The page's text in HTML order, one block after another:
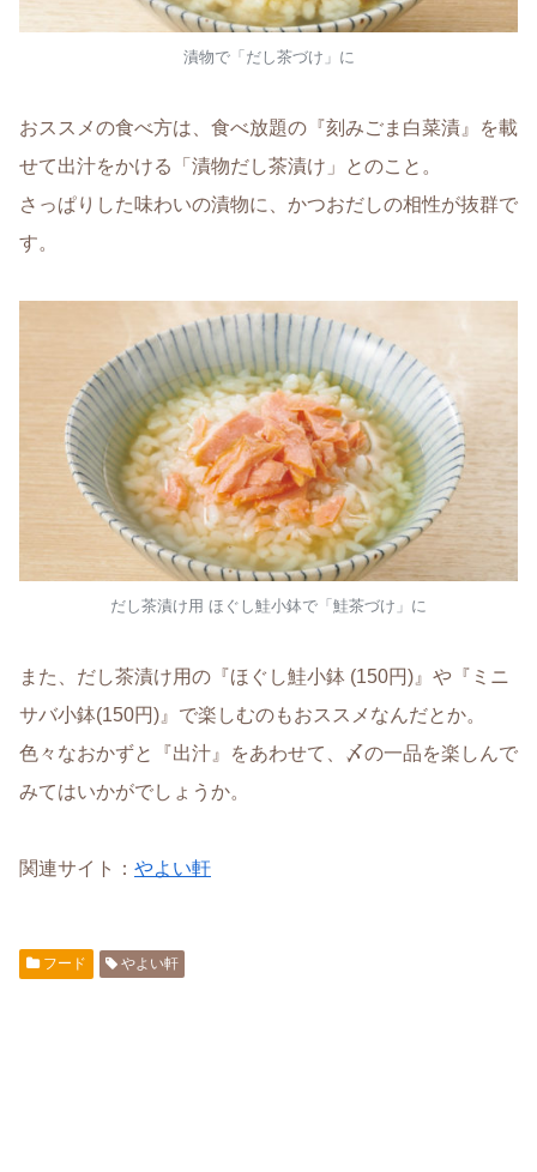
漬物で「だし茶づけ」に
おススメの食べ方は、食べ放題の『刻みごま白菜漬』を載
せて出汁をかける「漬物だし茶漬け」とのこと。
さっぱりした味わいの漬物に、かつおだしの相性が抜群で
す。
だし茶漬け用 ほぐし鮭小鉢で「鮭茶づけ」に
また、だし茶漬け用の『ほぐし鮭小鉢 (150円)』や『ミニ
サバ小鉢(150円)』で楽しむのもおススメなんだとか。
色々なおかずと『出汁』をあわせて、〆の一品を楽しんで
みてはいかがでしょうか。
関連サイト： やよい軒
フード やよい軒